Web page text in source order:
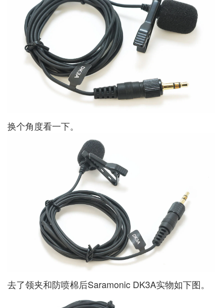
换个角度看一下。
去了领夹和防喷棉后Saramonic DK3A实物如下图。